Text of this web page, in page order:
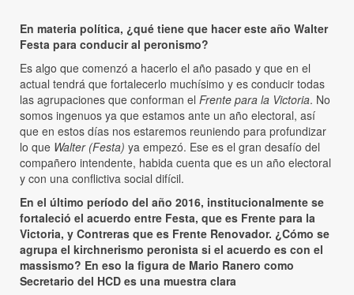
En materia política, ¿qué tiene que hacer este año Walter
Festa para conducir al peronismo?
Es algo que comenzó a hacerlo el año pasado y que en el
actual tendrá que fortalecerlo muchísimo y es conducir todas
las agrupaciones que conforman el Frente para la Victoria. No
somos ingenuos ya que estamos ante un año electoral, así
que en estos días nos estaremos reuniendo para profundizar
lo que Walter (Festa) ya empezó. Ese es el gran desafío del
compañero intendente, habida cuenta que es un año electoral
y con una conflictiva social difícil.
En el último período del año 2016, institucionalmente se
fortaleció el acuerdo entre Festa, que es Frente para la
Victoria, y Contreras que es Frente Renovador. ¿Cómo se
agrupa el kirchnerismo peronista si el acuerdo es con el
massismo? En eso la figura de Mario Ranero como
Secretario del HCD es una muestra clara